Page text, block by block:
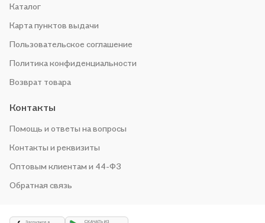
Каталог
Карта пунктов выдачи
Пользовательское соглашение
Политика конфиденциальности
Возврат товара
Контакты
Помощь и ответы на вопросы
Контакты и реквизиты
Оптовым клиентам и 44-ФЗ
Обратная связь